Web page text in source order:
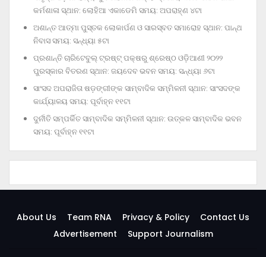
କର୍ମଶାଳା ସ୍ଥାନ: ଲୋହିଆ ଏକାଡେମି ସମୟ: ଅପରାହ୍‌ଣ ୪ଟା
ଅଶାନ୍ତ ଆତ୍ମା ପୁସ୍ତକ ଲୋକାର୍ପଣ ଓ ସାରସ୍ବତ ସମାରୋହ ସ୍ଥାନ: ପାନ୍ଥ
ନିବାସ ସମୟ: ସନ୍ଧ୍ୟା ୫ଟା
ପ୍ରଶାନ୍ତି ଚାରିଟେବୁଲ୍‌ ଟ୍ରଷ୍ଟ୍‌ ପକ୍ଷରୁ ଶ୍ରେଷ୍ଠ ଓଡ଼ିଆଣୀ ୨୦୨୨
ପୁରସ୍କାର ବିତରଣ ସ୍ଥାନ: ଜୟଦେବ ଭବନ ସମୟ: ସନ୍ଧ୍ୟା ୬ଟା
ସାଂସଦ ଅପରାଜିତା ଷଡ଼ଙ୍ଗୀଙ୍କ ସାମ୍ବାଦିକ ସମ୍ମିଳନୀ ସ୍ଥାନ: ସାଂସଦଙ୍କ
କାର୍ଯ୍ୟାଳୟ ସମୟ: ପୂର୍ବାହ୍ନ ୧୧ଟା
ଦୁର୍ନୀତି ସମ୍ପର୍କିତ ସାମ୍ବାଦିକ ସମ୍ମିଳନୀ ସ୍ଥାନ: ଉତ୍କଳ ସାମ୍ବାଦିକ ଭବନ
ସମୟ: ପୂର୍ବାହ୍ନ ୧୧ଟା
About Us Team RNA Privacy & Policy
Contact Us
Advertisement
Support Journalism